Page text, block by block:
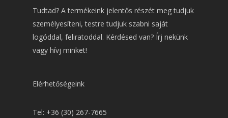
Tudtad? A termékeink jelentős részét meg tudjuk
személyesíteni, testre tudjuk szabni saját
logóddal, feliratoddal. Kérdésed van? Írj nekünk
vagy hívj minket!
Elérhetőségeink
Tel: +36 (30) 267-7665